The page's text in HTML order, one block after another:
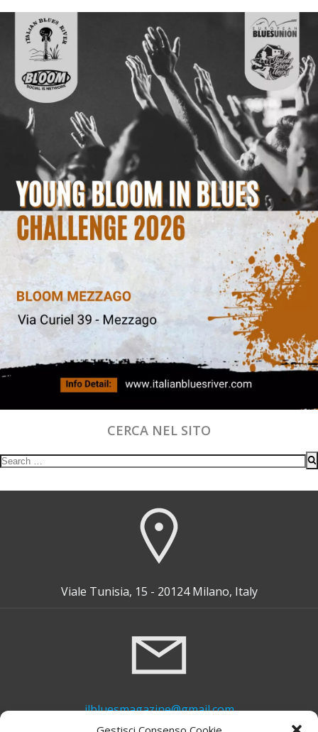
CERCA NEL SITO
Search
Viale Tunisia, 15 - 20124 Milano, Italy
ilbluesmagazine@gmail.com